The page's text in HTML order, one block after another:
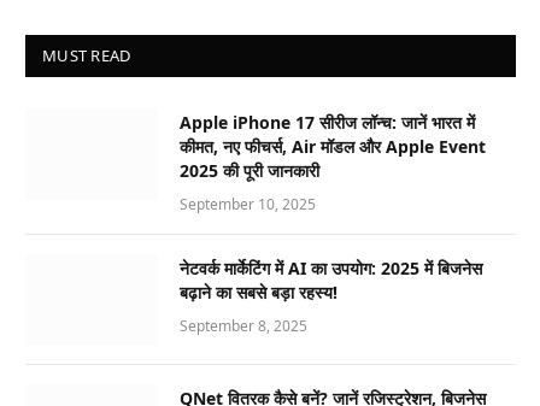
MUST READ
Apple iPhone 17 सीरीज लॉन्च: जानें भारत में
कीमत, नए फीचर्स, Air मॉडल और Apple Event
2025 की पूरी जानकारी
September 10, 2025
नेटवर्क मार्केटिंग में AI का उपयोग: 2025 में बिजनेस
बढ़ाने का सबसे बड़ा रहस्य!
September 8, 2025
QNet वितरक कैसे बनें? जानें रजिस्ट्रेशन, बिजनेस